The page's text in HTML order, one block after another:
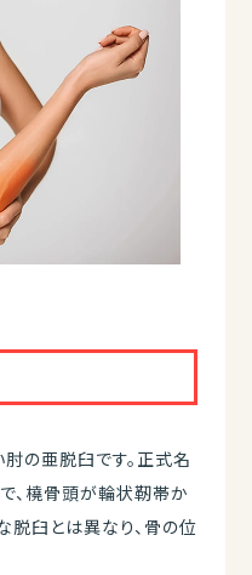
の亜脱臼です。正式名
、橈骨頭が輪状靭帯か
脱臼とは異なり、骨の位